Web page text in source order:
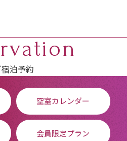
宿泊予約
空室カレンダー
会員限定プラン